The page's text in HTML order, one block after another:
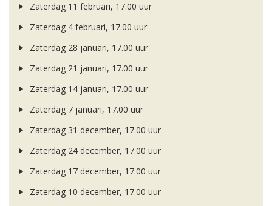
Zaterdag 11 februari, 17.00 uur
Zaterdag 4 februari, 17.00 uur
Zaterdag 28 januari, 17.00 uur
Zaterdag 21 januari, 17.00 uur
Zaterdag 14 januari, 17.00 uur
Zaterdag 7 januari, 17.00 uur
Zaterdag 31 december, 17.00 uur
Zaterdag 24 december, 17.00 uur
Zaterdag 17 december, 17.00 uur
Zaterdag 10 december, 17.00 uur